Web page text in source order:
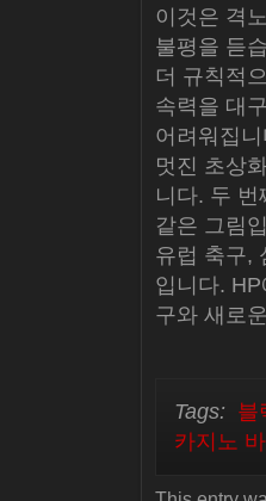
이것은 격
불평을 듣
더 규칙적
속력을 대
어려워집
멋진 초상
니다. 두
같은 그림
유럽 축구,
입니다.
구와 새로
Tags: 블
카지노